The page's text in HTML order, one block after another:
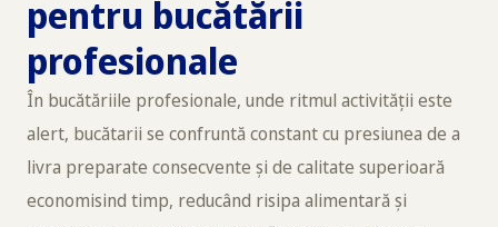
pentru bucătării
profesionale
În bucătăriile profesionale, unde ritmul activității este
alert, bucătarii se confruntă constant cu presiunea de a
livra preparate consecvente și de calitate superioară
economisind timp, reducând risipa alimentară și